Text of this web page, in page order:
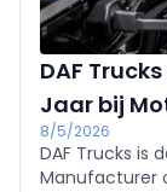
DAF
Jaar bij
8/5/2026
DAF Trucks is
Manufacturer